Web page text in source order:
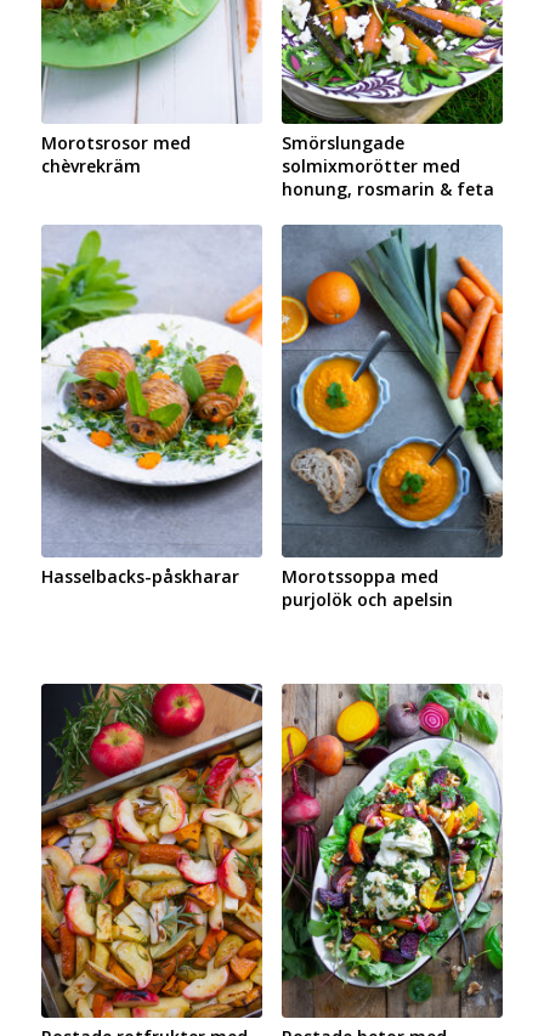
Morotsrosor med
chèvrekräm
Smörslungade
solmixmorötter med
honung, rosmarin & feta
Hasselbacks-påskharar
Morotssoppa med
purjolök och apelsin